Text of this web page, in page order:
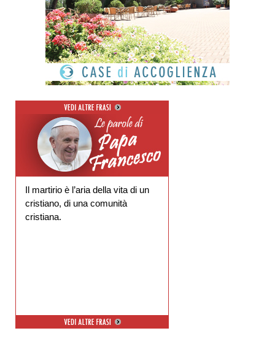
Il martirio è l’aria della vita di un
cristiano, di una comunità
cristiana.